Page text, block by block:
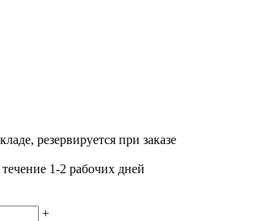
резервируется при заказе
1-2 рабочих дней
+